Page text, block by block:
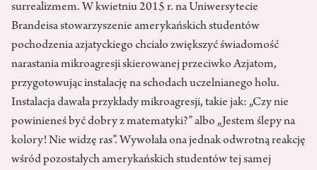
surrealizmem. W kwietniu 2015 r. na Uniwersytecie
Brandeisa stowarzyszenie amerykańskich studentów
pochodzenia azjatyckiego chciało zwiększyć świadomość
narastania mikroagresji skierowanej przeciwko Azjatom,
przygotowując instalację na schodach uczelnianego holu.
Instalacja dawała przykłady mikroagresji, takie jak: „Czy nie
powinieneś być dobry z matematyki?” albo „Jestem ślepy na
kolory! Nie widzę ras”. Wywołała ona jednak odwrotną reakcję
wśród pozostałych amerykańskich studentów tej samej